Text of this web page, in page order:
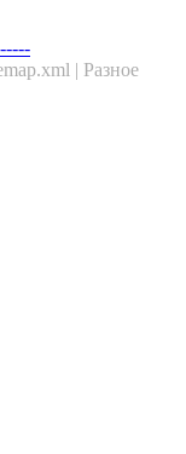
| Разное